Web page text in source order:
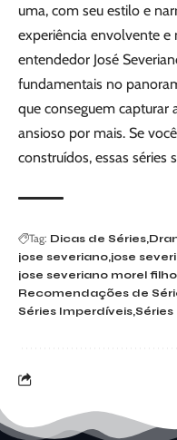
uma, com seu estilo e
experiência envolvente
entendedor José
fundamentais no
que conseguem
ansioso por mais. Se
construídos, essas séries
Tag: Dicas de Séries
jose severiano jose
jose severiano morel filho
Recomendações de
Séries Imperdíveis Séries